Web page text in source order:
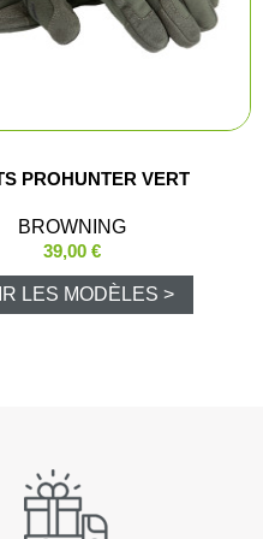
PROHUNTER VERT
BROWNING
39,00 €
LES MODÈLES >